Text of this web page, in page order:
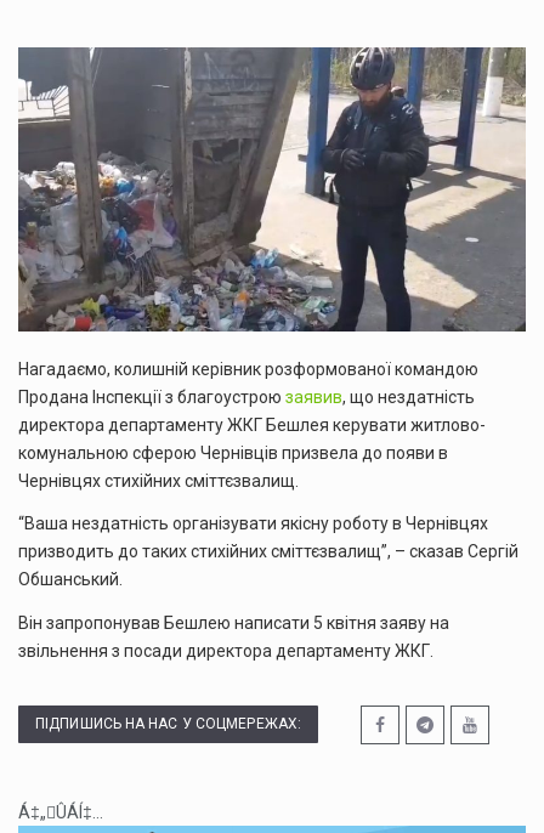
Нагадаємо, колишній керівник розформованої командою
Продана Інспекції з благоустрою заявив, що нездатність
директора департаменту ЖКГ Бешлея керувати житлово-
комунальною сферою Чернівців призвела до появи в
Чернівцях стихійних сміттєзвалищ.
“Ваша нездатність організувати якісну роботу в Чернівцях
призводить до таких стихійних сміттєзвалищ”, – сказав Сергій
Обшанський.
Він запропонував Бешлею написати 5 квітня заяву на
звільнення з посади директора департаменту ЖКГ.
ПІДПИШИСЬ НА НАС У СОЦМЕРЕЖАХ:
Á‡„ÛÁÍ‡...